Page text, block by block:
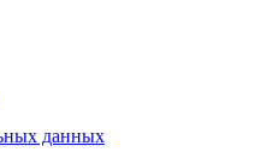
данных